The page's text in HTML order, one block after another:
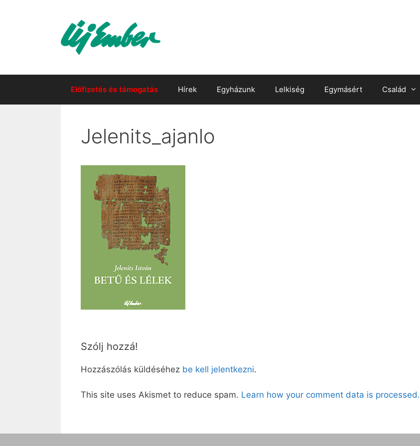
Előfizetés és támogatás Hírek Egyházunk Lelkiség Egymásért Család
Jelenits_ajanlo
Szólj hozzá!
Hozzászólás küldéséhez be kell jelentkezni.
This site uses Akismet to reduce spam. Learn how your comment data is processed.